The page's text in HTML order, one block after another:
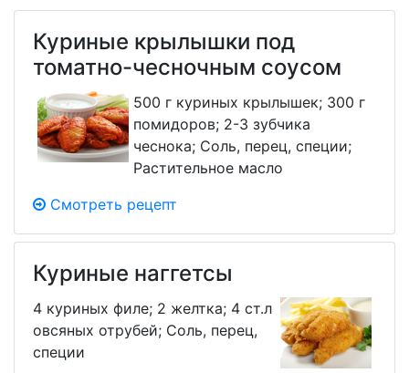
Куриные крылышки под
томатно-чесночным соусом
500 г куриных крылышек; 300 г
помидоров; 2-3 зубчика
чеснока; Соль, перец, специи;
Растительное масло
Смотреть рецепт
Куриные наггетсы
4 куриных филе; 2 желтка; 4 ст.л
овсяных отрубей; Соль, перец,
специи